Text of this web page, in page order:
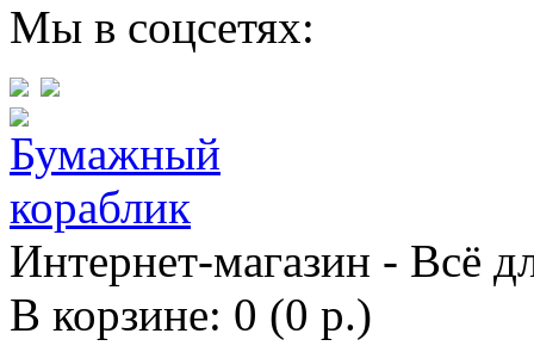
Мы в соцсетях:
Интернет-магазин - Всё
В корзине: 0 (0 р.)